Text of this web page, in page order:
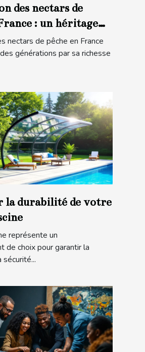
des nectars de
: un héritage
nectars de pêche en France
générations par sa richesse
la durabilité de votre
représente un
de choix pour garantir la